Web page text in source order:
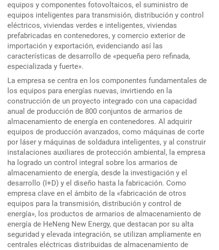
equipos y componentes fotovoltaicos, el suministro de
equipos inteligentes para transmisión, distribución y control
eléctricos, viviendas verdes e inteligentes, viviendas
prefabricadas en contenedores, y comercio exterior de
importación y exportación, evidenciando así las
características de desarrollo de «pequeña pero refinada,
especializada y fuerte».
La empresa se centra en los componentes fundamentales de
los equipos para energías nuevas, invirtiendo en la
construcción de un proyecto integrado con una capacidad
anual de producción de 800 conjuntos de armarios de
almacenamiento de energía en contenedores. Al adquirir
equipos de producción avanzados, como máquinas de corte
por láser y máquinas de soldadura inteligentes, y al construir
instalaciones auxiliares de protección ambiental, la empresa
ha logrado un control integral sobre los armarios de
almacenamiento de energía, desde la investigación y el
desarrollo (I+D) y el diseño hasta la fabricación. Como
empresa clave en el ámbito de la «fabricación de otros
equipos para la transmisión, distribución y control de
energía», los productos de armarios de almacenamiento de
energía de HeNeng New Energy, que destacan por su alta
seguridad y elevada integración, se utilizan ampliamente en
centrales eléctricas distribuidas de almacenamiento de